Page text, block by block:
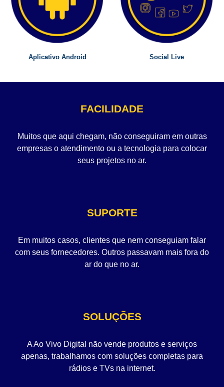
Aplicativo Android Social Live
FACILIDADE
Muitos que aqui chegam, não conseguiram em outras
empresas o atendimento ou a tecnologia para colocar
seus projetos no ar.
SUPORTE
Em muitos casos, clientes que nem conseguiam falar
com seus fornecedores. Outros passavam mais fora do
ar do que no ar.
SOLUÇÕES
A Ao Vivo Digital não vende produtos e serviços
apenas, trabalhamos com soluções completas para
rádios e TVs na internet.